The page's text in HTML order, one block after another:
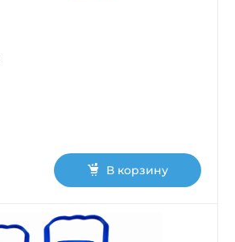
В корзину